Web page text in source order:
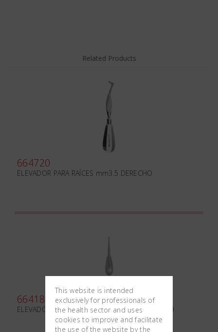
Related Products
664720
ELEVADOR PARA RAÍCES mm3.5 DERECHO
664180
ELEVADOR PARA RAÍCES WHITE mm4 ANGULADO
This website is intended
exclusively for professionals of
the health sector and uses
cookies to improve and facilitate
the use of the website by the